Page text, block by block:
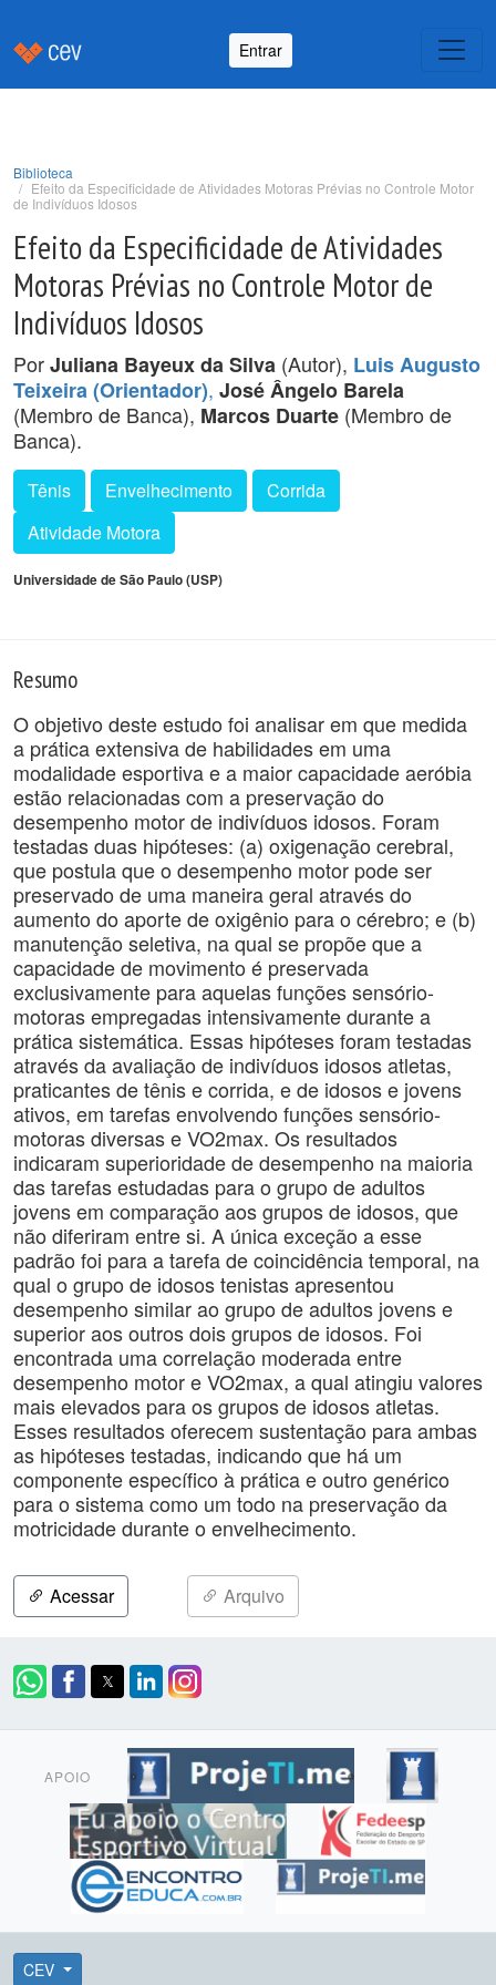
Entrar
Biblioteca
Efeito da Especificidade de Atividades Motoras Prévias no Controle Motor
de Indivíduos Idosos
Efeito da Especificidade de Atividades
Motoras Prévias no Controle Motor de
Indivíduos Idosos
PorJuliana Bayeux da Silva (Autor), Luis Augusto
Teixeira (Orientador), José Ângelo Barela
(Membro de Banca), Marcos Duarte (Membro de
Banca).
Tênis Envelhecimento
Corrida
Atividade Motora
Universidade de São Paulo (USP)
Resumo
O objetivo deste estudo foi analisar em que medida
a prática extensiva de habilidades em uma
modalidade esportiva e a maior capacidade aeróbia
estão relacionadas com a preservação do
desempenho motor de indivíduos idosos. Foram
testadas duas hipóteses: (a) oxigenação cerebral,
que postula que o desempenho motor pode ser
preservado de uma maneira geral através do
aumento do aporte de oxigênio para o cérebro; e (b)
manutenção seletiva, na qual se propõe que a
capacidade de movimento é preservada
exclusivamente para aquelas funções sensório-
motoras empregadas intensivamente durante a
prática sistemática. Essas hipóteses foram testadas
através da avaliação de indivíduos idosos atletas,
praticantes de tênis e corrida, e de idosos e jovens
ativos, em tarefas envolvendo funções sensório-
motoras diversas e VO2max. Os resultados
indicaram superioridade de desempenho na maioria
das tarefas estudadas para o grupo de adultos
jovens em comparação aos grupos de idosos, que
não diferiram entre si. A única exceção a esse
padrão foi para a tarefa de coincidência temporal, na
qual o grupo de idosos tenistas apresentou
desempenho similar ao grupo de adultos jovens e
superior aos outros dois grupos de idosos. Foi
encontrada uma correlação moderada entre
desempenho motor e VO2max, a qual atingiu valores
mais elevados para os grupos de idosos atletas.
Esses resultados oferecem sustentação para ambas
as hipóteses testadas, indicando que há um
componente específico à prática e outro genérico
para o sistema como um todo na preservação da
motricidade durante o envelhecimento.
Acessar Arquivo
APOIO
CEV